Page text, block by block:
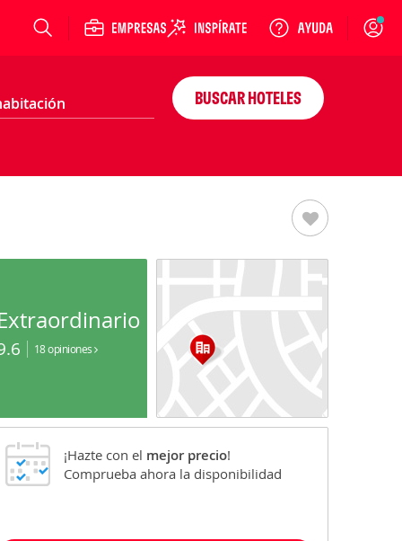
Login
BUSCAR HOTELES
18 opiniones
¡Hazte con el mejor precio!
Comprueba ahora la disponibilidad